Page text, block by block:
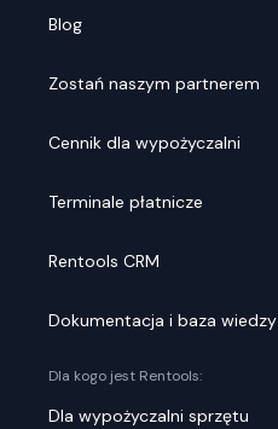
Blog
Zostań naszym partnerem
Cennik dla wypożyczalni
Terminale płatnicze
Rentools CRM
Dokumentacja i baza wiedzy
Dla kogo jest Rentools:
Dla wypożyczalni sprzętu